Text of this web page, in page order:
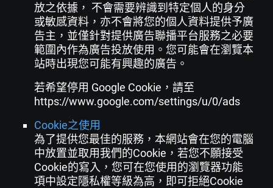
放之依據， 不會需要辨識到特定個人的身分
或敏感資料，亦不會將您的個人資料提供予廣
告主，並僅針對提供廣告聯播平台服務之必要
範圍內作為廣告投放使用。您可能會在瀏覽本
站時出現您可能有興趣的廣告。
若希望停用 Google Cookie，請至
https://www.google.com/settings/u/0/ads
Cookie之使用
為了提供您最佳的服務，本網站會在您的電腦
中放置並取用我們的Cookie，若您不願接受
Cookie的寫入，您可在您使用的瀏覽器功能
項中設定隱私權等級為高，即可拒絕Cookie